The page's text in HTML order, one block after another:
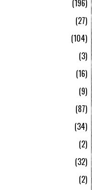
196
27
104
3
16
9
87
34
2
32
2